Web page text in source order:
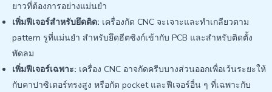
ยาวที่ต้องการอย่างแม่นยำ
เพิ่มฟีเจอร์สำหรับยึดติด: เครื่องกัด CNC จะเจาะและทำเกลียวตาม
pattern รูที่แม่นยำ สำหรับยึดฮีตซิงก์เข้ากับ PCB และสำหรับติดตั้ง
พัดลม
เพิ่มฟีเจอร์เฉพาะ: เครื่อง CNC อาจกัดครีบบางส่วนออกเพื่อเว้นระยะให้
กับคาปาซิเตอร์ทรงสูง หรือกัด pocket และฟีเจอร์อื่น ๆ ที่เฉพาะกับ